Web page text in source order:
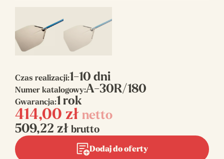
Czas realizacji:1-10 dni
Numer katalogowy:A-30R/180
Gwarancja:1 rok
414,00 zł netto
509,22 zł brutto
Dodaj do oferty